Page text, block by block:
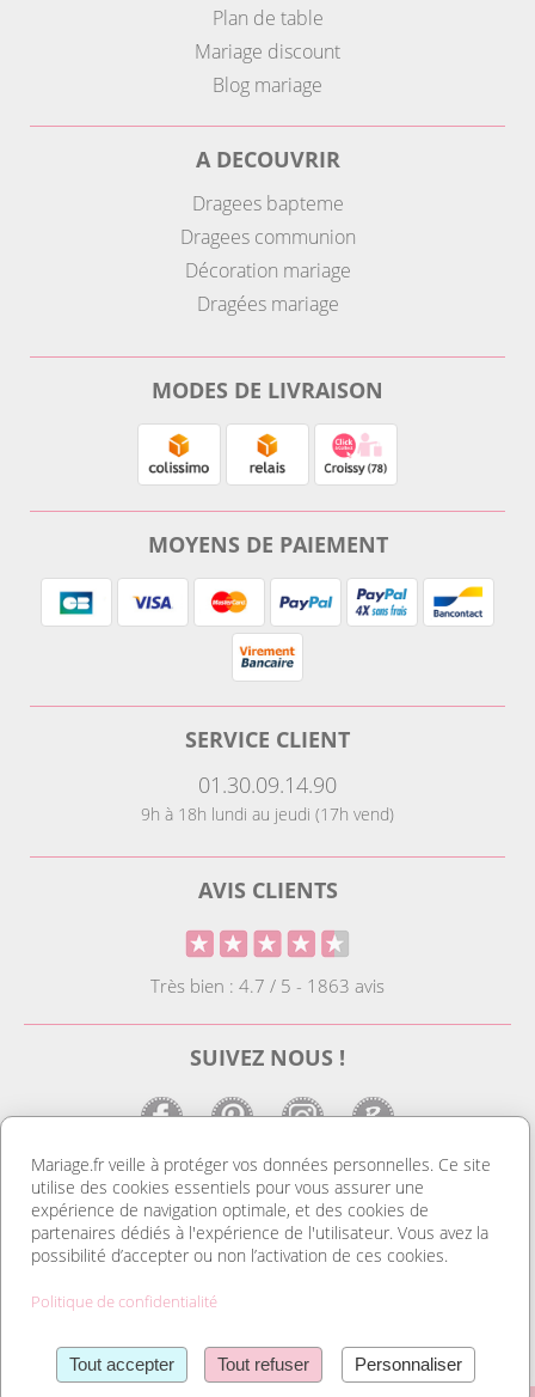
Plan de table
Mariage discount
Blog mariage
A DECOUVRIR
Dragees bapteme
Dragees communion
Décoration mariage
Dragées mariage
MODES DE LIVRAISON
MOYENS DE PAIEMENT
SERVICE CLIENT
01.30.09.14.90
9h à 18h lundi au jeudi (17h vend)
AVIS CLIENTS
Très bien : 4.7 / 5 - 1863 avis
SUIVEZ NOUS !
LE SITE DE LA DECO MARIAGE
Notre site est le spécialiste de la décoration mariage. Vous
trouverez des idées de déco pas cher ainsi que des housses de
marque place et de porte nom. Tout pour réussir une
également notre gamme de livres d’or, et d’urnes pas cher. Sans
oublier nos dragées mariage et nos contenants à dragées et
Lire la suite
Mariage.fr veille à protéger vos données personnelles. Ce site
utilise des cookies essentiels pour vous assurer une
expérience de navigation optimale, et des cookies de
partenaires dédiés à l'expérience de l'utilisateur. Vous avez la
possibilité d’accepter ou non l’activation de ces cookies.
Politique de confidentialité
Tout accepter Tout refuser Personnaliser